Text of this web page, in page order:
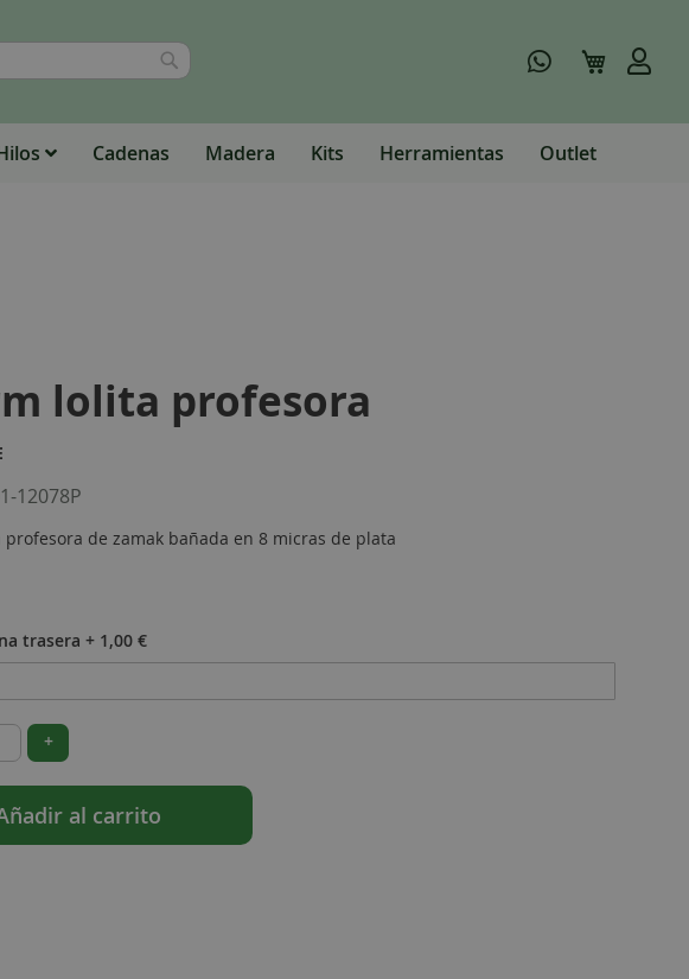
Buscar Mi carrito
Cadenas Madera Kits Herramientas Outlet
lolita profesora
12078P
de zamak bañada en 8 micras de plata
trasera + 1,00 €
+
al carrito